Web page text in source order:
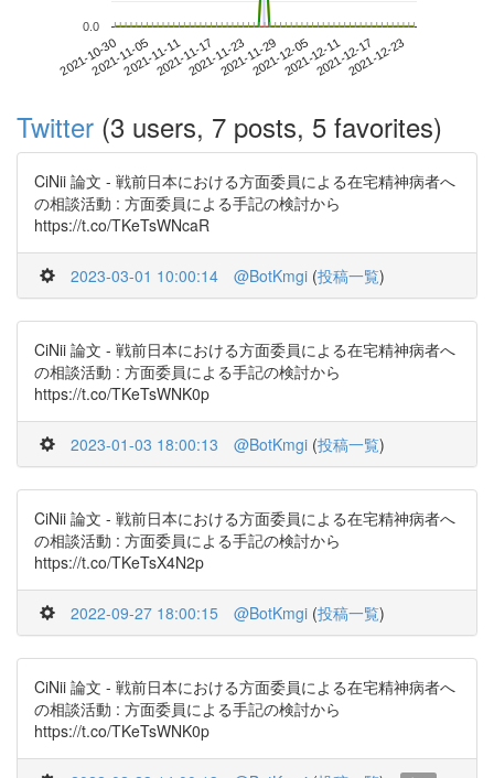
2021-10-302021-11-052021-11-112021-11-172021-11-232021-11-292021-12-052021-12-112021-12-172021-12-23
0.0
Twitter (3 users, 7 posts, 5 favorites)
CiNii 論文 - 戦前日本における方面委員による在宅精神病者へ
の相談活動 : 方面委員による手記の検討から
https://t.co/TKeTsWNcaR
2023-03-01 10:00:14 @BotKmgi (投稿一覧)
CiNii 論文 - 戦前日本における方面委員による在宅精神病者へ
の相談活動 : 方面委員による手記の検討から
https://t.co/TKeTsWNK0p
2023-01-03 18:00:13 @BotKmgi (投稿一覧)
CiNii 論文 - 戦前日本における方面委員による在宅精神病者へ
の相談活動 : 方面委員による手記の検討から
https://t.co/TKeTsX4N2p
2022-09-27 18:00:15 @BotKmgi (投稿一覧)
CiNii 論文 - 戦前日本における方面委員による在宅精神病者へ
の相談活動 : 方面委員による手記の検討から
https://t.co/TKeTsWNK0p